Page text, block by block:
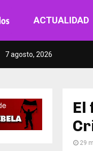
ACTUALIDAD
7 agosto, 2026
El
29